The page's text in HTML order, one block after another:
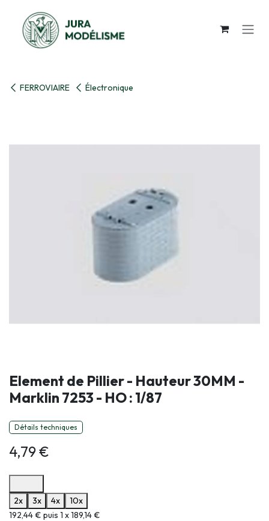
FERROVIAIRE Électronique
Element de Pillier - Hauteur 30MM -
Marklin 7253 - HO : 1/87
Détails techniques
4,79€
2x
3x 4x
10x
Informations sur le plan de paiement sélectionné
192,44 € puis 1 x 189,14 €